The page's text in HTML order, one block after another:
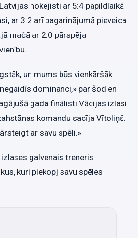
hokejisti ar 5:4 papildlaikā
ar 3:2 arī pagarinājumā pieveica
mačā ar 2:0 pārspēja
un mums būs vienkāršāk
dominanci,» par šodien
gada finālisti Vācijas izlasi
komandu sacīja Vītoliņš.
ar savu spēli.»
galvenais treneris
kuri piekopj savu spēles